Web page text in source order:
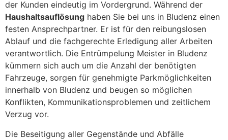
der Kunden eindeutig im Vordergrund. Während der
Haushaltsauflösung haben Sie bei uns in Bludenz einen
festen Ansprechpartner. Er ist für den reibungslosen
Ablauf und die fachgerechte Erledigung aller Arbeiten
verantwortlich. Die Entrümpelung Meister in Bludenz
kümmern sich auch um die Anzahl der benötigten
Fahrzeuge, sorgen für genehmigte Parkmöglichkeiten
innerhalb von Bludenz und beugen so möglichen
Konflikten, Kommunikationsproblemen und zeitlichem
Verzug vor.
Die Beseitigung aller Gegenstände und Abfälle